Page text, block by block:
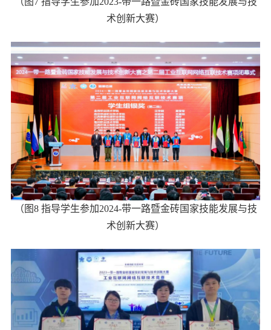
术创新大赛）
（图8 指导学生参加2024-带一路暨金砖国家技能发展与技
术创新大赛）